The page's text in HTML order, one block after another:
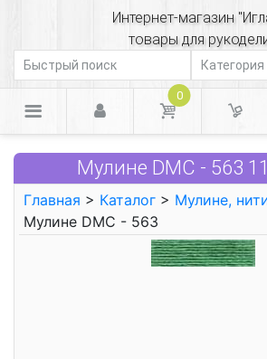
Интернет-магазин
товары для
0
Мулине DMC - 563
Главная > Каталог > Мулине,
Мулине DMC - 563